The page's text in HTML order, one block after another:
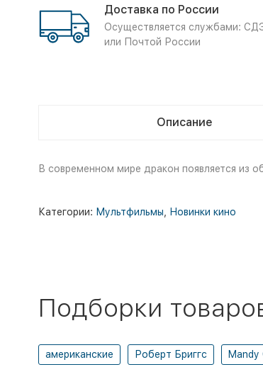
Доставка по России
Осуществляется службами:
или Почтой России
Описание
В современном мире дракон появляется из
Категории: Мультфильмы Новинки кино
Подборки
американские Роберт Бриггс